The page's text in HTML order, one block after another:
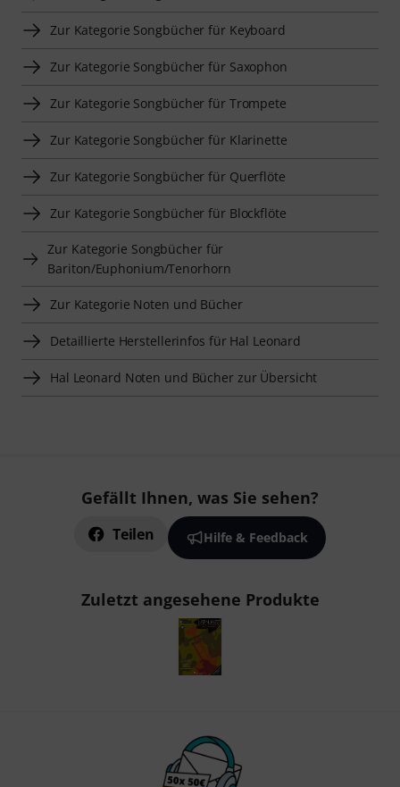
Zur Kategorie Songbücher für Keyboard
Zur Kategorie Songbücher für Saxophon
Zur Kategorie Songbücher für Trompete
Zur Kategorie Songbücher für Klarinette
Zur Kategorie Songbücher für Querflöte
Zur Kategorie Songbücher für Blockflöte
Zur Kategorie Songbücher für
Bariton/Euphonium/Tenorhorn
Zur Kategorie Noten und Bücher
Detaillierte Herstellerinfos für Hal Leonard
Hal Leonard Noten und Bücher zur Übersicht
Gefällt Ihnen, was Sie sehen?
Teilen Hilfe & Feedback
Zuletzt angesehene Produkte